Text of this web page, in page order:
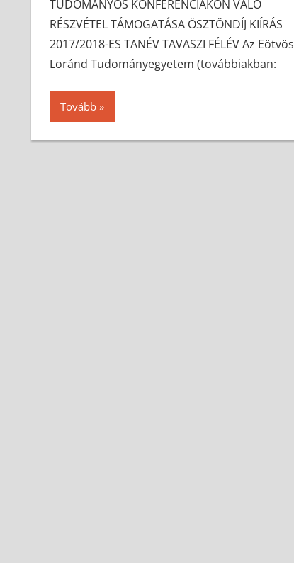
TUDOMÁNYOS KONFERENCIÁKON VALÓ
RÉSZVÉTEL TÁMOGATÁSA ÖSZTÖNDÍJ KIÍRÁS
2017/2018-ES TANÉV TAVASZI FÉLÉV Az Eötvös
Loránd Tudományegyetem (továbbiakban:
Tovább